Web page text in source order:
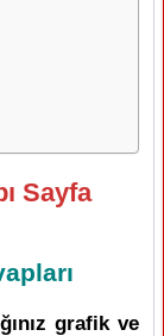
Sayfa
grafik ve